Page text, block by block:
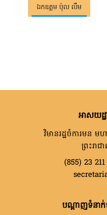
ឯកឧត្តម​ ប៉ុល លឹម
អាសយដ្
វិមានរដ្ឋចំការមន ម
ព្រះរាជ
(855) 23
បណ្តាញទំនាក់